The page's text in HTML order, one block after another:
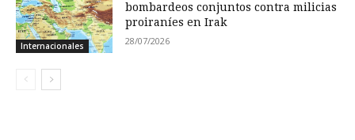
Internacionales
bombardeos conjuntos contra milicias
proiraníes en Irak
28/07/2026